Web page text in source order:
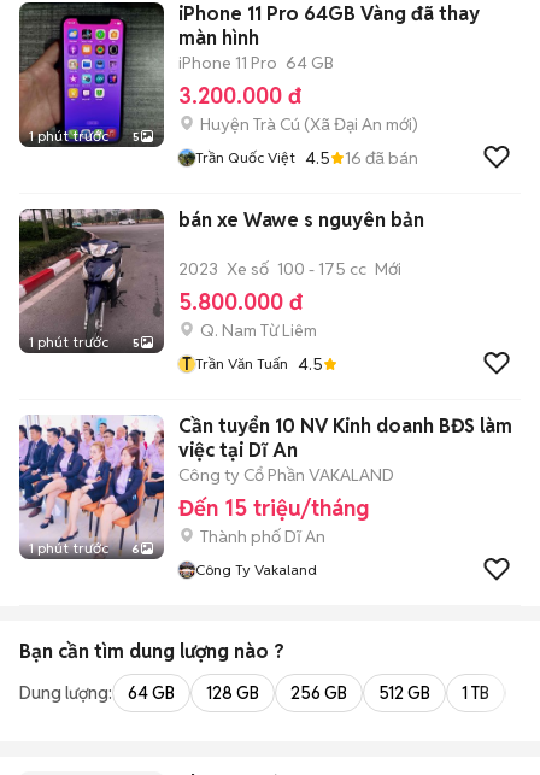
1 phút trước 5
iPhone 11 Pro 64GB Vàng đã thay
màn hình
iPhone 11 Pro 64 GB
3.200.000 đ
Huyện Trà Cú (Xã Đại An mới)
Trần Quốc Việt 4.5 16 đã bán
1 phút trước 5
bán xe Wawe s nguyên bản
2023 Xe số 100 - 175 cc Mới
5.800.000 đ
Q. Nam Từ Liêm
T Trần Văn Tuấn 4.5
1 phút trước 6
Cần tuyển 10 NV Kinh doanh BĐS làm
việc tại Dĩ An
Công ty Cổ Phần VAKALAND
Đến 15 triệu/tháng
Thành phố Dĩ An
Công Ty Vakaland
Bạn cần tìm dung lượng nào ?
Dung lượng: 64 GB 128 GB 256 GB 512 GB 1 TB